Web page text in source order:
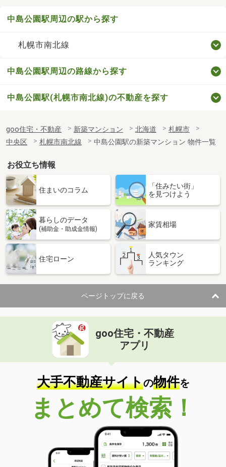
中島公園駅周辺の駅から探す
札幌市南北線
中島公園駅周辺の路線から探す
中島公園駅(札幌市南北線)の不動産を探す
goo住宅・不動産 新築マンション 北海道
札幌市
中央区
札幌市南北線 中島公園駅の新築マンション 物件一覧
お役立ち情報
住まいのコラム
「住みたい街」
を見つけよう
暮らしのデータ
(補助金・助成金情報)
家賃相場
住宅ローン
人気タウン
ランキング
ページトップに戻る
goo住宅・不動産
アプリ
大手不動産サイトの物件を
まとめて検索！